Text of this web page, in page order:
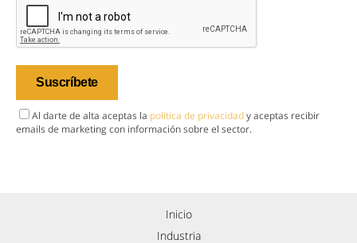
Al darte de alta aceptas la política de privacidady aceptas recibir
emails de marketing con información sobre el sector.
Inicio
Industria